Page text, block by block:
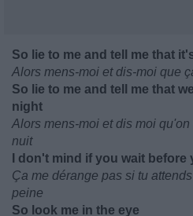
So lie to me and tell me that
Alors mens-moi et dis-moi que
So lie to me and tell me that
night
Alors mens-moi et dis moi
nuit
I don't mind if you wait before
Ça me dérange pas si tu
peine
So look me in the eye